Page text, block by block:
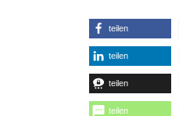
teilen
teilen
teilen
teilen